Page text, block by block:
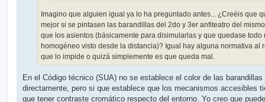
Imagino que alguien igual ya lo ha preguntado antes... ¿Creéis que
mejor si se pintasen las barandillas del 2do y 3er anfiteatro del
que los asientos (básicamente para disimularlas y que quedase todo
homogéneo visto desde la distancia)? Igual hay alguna normativa al
que lo impide o quizá simplemente es que queda mal.
En el Código técnico (SUA) no se establece el color de las barandillas
directamente, pero si que establece que los mecanismos accesibles
que tener contraste cromático respecto del entorno. Yo creo que